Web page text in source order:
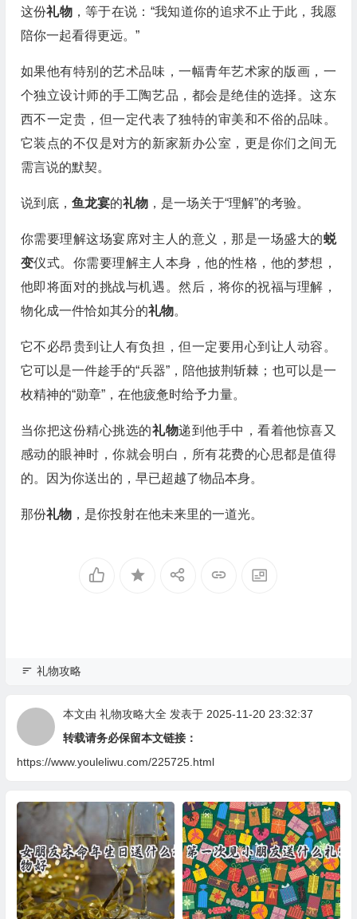
这份礼物，等于在说：“我知道你的追求不止于此，我愿
陪你一起看得更远。”
如果他有特别的艺术品味，一幅青年艺术家的版画，一
个独立设计师的手工陶艺品，都会是绝佳的选择。这东
西不一定贵，但一定代表了独特的审美和不俗的品味。
它装点的不仅是对方的新家新办公室，更是你们之间无
需言说的默契。
说到底， 鱼龙宴的礼物，是一场关于“理解”的考验。
你需要理解这场宴席对主人的意义，那是一场盛大的蜕
变仪式。你需要理解主人本身，他的性格，他的梦想，
他即将面对的挑战与机遇。然后，将你的祝福与理解，
物化成一件恰如其分的礼物。
它不必昂贵到让人有负担，但一定要用心到让人动容。
它可以是一件趁手的“兵器”，陪他披荆斩棘；也可以是一
枚精神的“勋章”，在他疲惫时给予力量。
当你把这份精心挑选的礼物递到他手中，看着他惊喜又
感动的眼神时，你就会明白，所有花费的心思都是值得
的。因为你送出的，早已超越了物品本身。
那份礼物，是你投射在他未来里的一道光。
礼物攻略
本文由 礼物攻略大全发表于 2025-11-20 23:32:37
转载请务必保留本文链接：
https://www.youleliwu.com/225725.html